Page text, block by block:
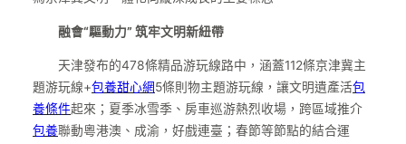
融會“驅動力” 筑牢文明新紐帶
天津發布的478條精品游玩線路中，涵蓋112條京津冀主
題游玩線+包養甜心網5條則物主題游玩線，讓文明遺產活包
養條件起來；夏季冰雪季、房車巡游熱烈收場，跨區域推介
包養聯動粵港澳、成渝，好戲連臺；春節等節點的結合運